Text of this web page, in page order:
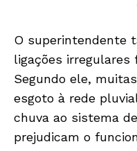
O superintendente
ligações irregulares
Segundo ele,
esgoto à rede
chuva ao sistema
prejudicam o